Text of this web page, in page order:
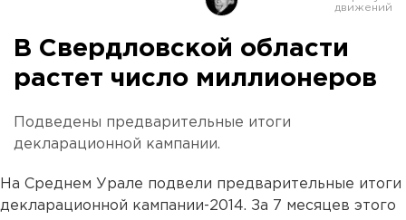
В Свердловской области
растет число миллионеров
Подведены предварительные итоги
декларационной кампании.
На Среднем Урале подвели предварительные итоги
декларационной кампании-2014. За 7 месяцев этого